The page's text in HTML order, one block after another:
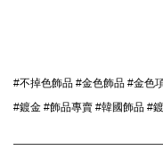
#不掉色飾品 #金色飾品 #金色
#鍍金 #飾品專賣 #韓國飾品 #